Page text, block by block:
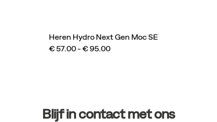
Heren Hydro Next Gen Moc SE
€ 57.00 - € 95.00
Blijf in contact met ons